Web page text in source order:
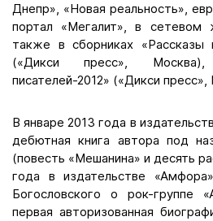
Днепр», «Новая реальность»,
портал «Мегалит», в сетевом
также в сборниках «Рассказы
(«Дикси пресс»,
писателей-2012» («Дикси
В январе 2013 года в
дебютная книга автора под
(повесть «Мешанина» и десять
года в издательстве
Богословского о рок-группе
первая авторизованная